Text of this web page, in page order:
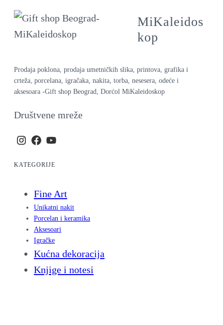
MiKaleidos
kop
Prodaja poklona, prodaja umetničkih slika, printova, grafika i
crteža, porcelana, igračaka, nakita, torba, nesesera, odeće i
aksesoara -Gift shop Beograd, Dorćol MiKaleidoskop
Društvene mreže
KATEGORIJE
Fine Art
Unikatni nakit
Porcelan i keramika
Aksesoari
Igračke
Kućna dekoracija
Knjige i notesi